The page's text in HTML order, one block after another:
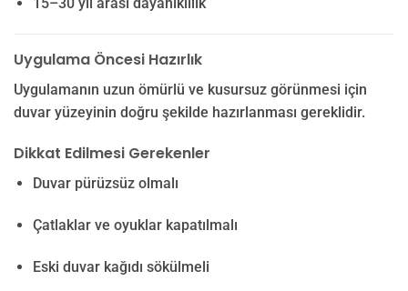
Uygulama Öncesi Hazırlık
Uygulamanın uzun ömürlü ve kusursuz görünmesi için
duvar yüzeyinin doğru şekilde hazırlanması gereklidir.
Dikkat Edilmesi Gerekenler
Duvar pürüzsüz olmalı
Çatlaklar ve oyuklar kapatılmalı
Eski duvar kağıdı sökülmeli